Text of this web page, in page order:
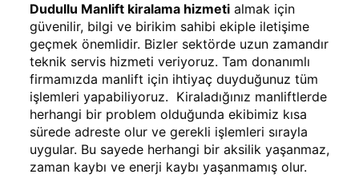
Dudullu Manlift kiralama hizmetialmak için
güvenilir, bilgi ve birikim sahibi ekiple iletişime
geçmek önemlidir. Bizler sektörde uzun zamandır
teknik servis hizmeti veriyoruz. Tam donanımlı
firmamızda manlift için ihtiyaç duyduğunuz tüm
işlemleri yapabiliyoruz. Kiraladığınız manliftlerde
herhangi bir problem olduğunda ekibimiz kısa
sürede adreste olur ve gerekli işlemleri sırayla
uygular. Bu sayede herhangi bir aksilik yaşanmaz,
zaman kaybı ve enerji kaybı yaşanmamış olur.